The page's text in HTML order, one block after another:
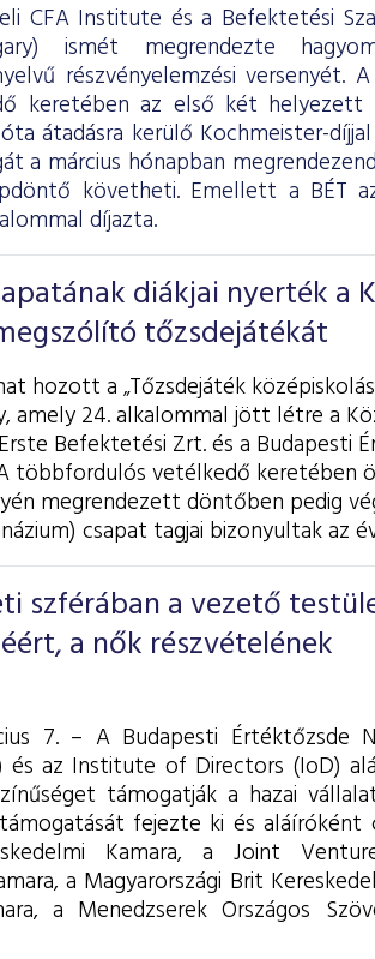
CFA Institute és a Befektetési
ismét megrendezte
részvényelemzési
keretében az első két helyezett
átadásra kerülő Kochmeister-
a március hónapban
követheti. Emellett a BÉT
díjazta.
diákjai nyerték a
tőzsdejátékát
hozott a „Tőzsdejáték
amely 24. alkalommal jött létre a
Befektetési Zrt. és a Budapesti
többfordulós vetélkedő keretében
megrendezett döntőben pedig
csapat tagjai bizonyultak az
szférában a vezető
a nők részvételének
7. – A Budapesti Értéktőzsde
és az Institute of Directors (IoD)
támogatják a hazai
fejezte ki és
Kamara, a Joint
a Magyarországi Brit
a Menedzserek Országos